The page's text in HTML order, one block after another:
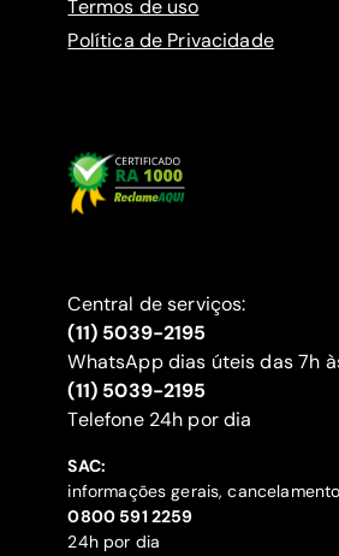
Termos de uso
Política de Privacidade
Central de serviços:
(11) 5039-2195
WhatsApp dias úteis das 7h
(11) 5039-2195
‍Telefone 24h por dia
SAC:
informações gerais,
‍0800 591 2259
24h por dia